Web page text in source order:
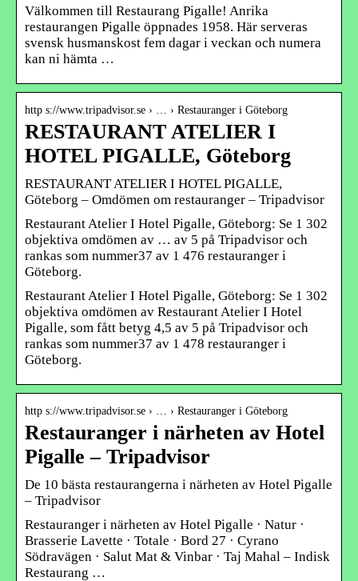
Välkommen till Restaurang Pigalle! Anrika
restaurangen Pigalle öppnades 1958. Här serveras
svensk husmanskost fem dagar i veckan och numera
kan ni hämta …
http s://www.tripadvisor.se › … › Restauranger i Göteborg
RESTAURANT ATELIER I
HOTEL PIGALLE, Göteborg
RESTAURANT ATELIER I HOTEL PIGALLE,
Göteborg – Omdömen om restauranger – Tripadvisor
Restaurant Atelier I Hotel Pigalle, Göteborg: Se 1 302
objektiva omdömen av … av 5 på Tripadvisor och
rankas som nummer37 av 1 476 restauranger i
Göteborg.
Restaurant Atelier I Hotel Pigalle, Göteborg: Se 1 302
objektiva omdömen av Restaurant Atelier I Hotel
Pigalle, som fått betyg 4,5 av 5 på Tripadvisor och
rankas som nummer37 av 1 478 restauranger i
Göteborg.
http s://www.tripadvisor.se › … › Restauranger i Göteborg
Restauranger i närheten av Hotel
Pigalle – Tripadvisor
De 10 bästa restaurangerna i närheten av Hotel Pigalle
– Tripadvisor
Restauranger i närheten av Hotel Pigalle · Natur ·
Brasserie Lavette · Totale · Bord 27 · Cyrano
Södravägen · Salut Mat & Vinbar · Taj Mahal – Indisk
Restaurang …